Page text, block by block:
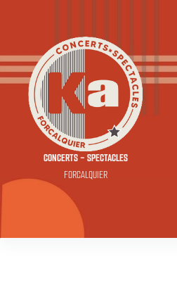
CONCERTS - SPECTACLES
FORCALQUIER